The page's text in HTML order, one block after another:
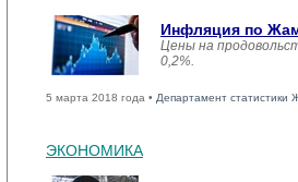
Инфляция по
Цены на
0,2%.
5 марта 2018 года • Департамент статистики
ЭКОНОМИКА